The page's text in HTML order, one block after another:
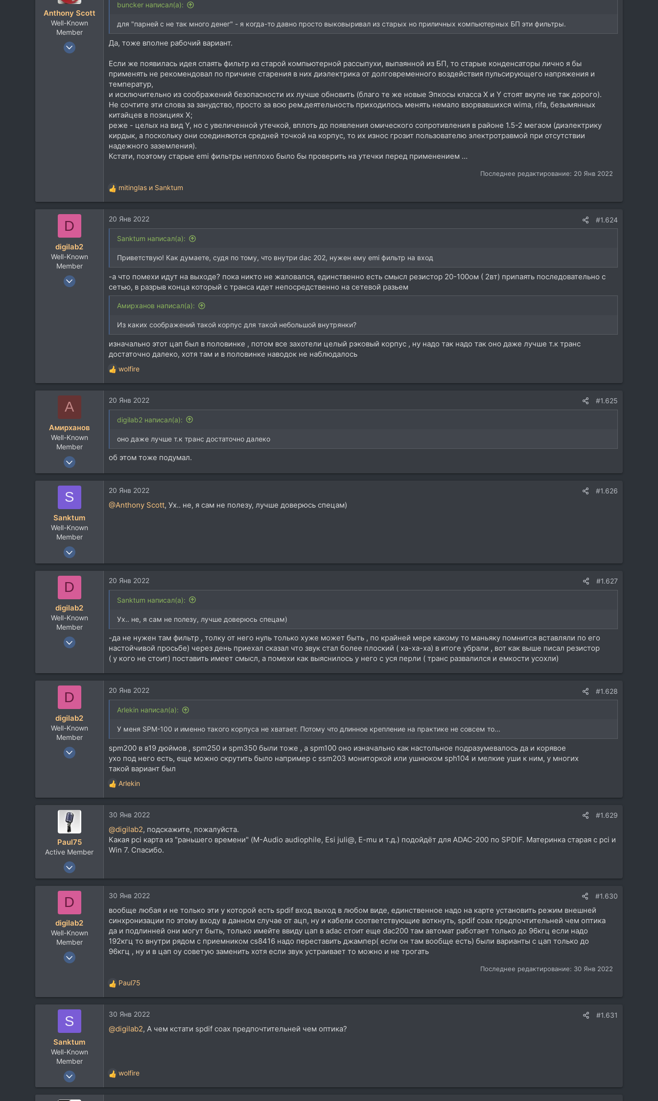
МО
Anthony Scott
Well-Known
Member
15 Фев 2016
buncker написал(а):
для "парней с не так много денег" - я когда-то давно просто выковыривал из старых но приличных компьютерных БП эти фильтры.
Да, тоже вполне рабочий вариант.
Если же появилась идея спаять фильтр из старой компьютерной рассыпухи, выпаянной из БП, то старые конденсаторы лично я бы
применять не рекомендовал по причине старения в них диэлектрика от долговременного воздействия пульсирующего напряжения и
температур,
и исключительно из соображений безопасности их лучше обновить (благо те же новые Эпкосы класса X и Y стоят вкупе не так дорого).
Не сочтите эти слова за занудство, просто за всю рем.деятельность приходилось менять немало взорвавшихся wima, rifa, безымянных
китайцев в позициях X;
реже - целых на вид Y, но с увеличенной утечкой, вплоть до появления омического сопротивления в районе 1.5-2 мегаом (диэлектрику
кирдык, а поскольку они соединяются средней точкой на корпус, то их износ грозит пользователю электротравмой при отсутствии
надежного заземления).
Кстати, поэтому старые emi фильтры неплохо было бы проверить на утечки перед применением …
Последнее редактирование: 20 Янв 2022
Р
е
к
ц
mitinglas и Sanktum
D
digilab2
Well-Known
Member
19 Июн 2012
20 Янв 2022 #1.624
Sanktum написал(а):
Приветствую! Как думаете, судя по тому, что внутри dac 202, нужен ему emi фильтр на вход
-а что помехи идут на выходе? пока никто не жаловался, единственно есть смысл резистор 20-100ом ( 2вт) припаять последовательно с
сетью, в разрыв конца который с транса идет непосредственно на сетевой разьем
Aмирханов написал(а):
Из каких соображений такой корпус для такой небольшой внутрянки?
изначально этот цап был в половинке , потом все захотели целый рэковый корпус , ну надо так надо так оно даже лучше т.к транс
достаточно далеко, хотя там и в половинке наводок не наблюдалось
Р
е
к
ц
wolfire
A
Aмирханов
Well-Known
Member
7 Июл 2019
20 Янв 2022 #1.625
digilab2 написал(а):
оно даже лучше т.к транс достаточно далеко
об этом тоже подумал.
S
Sanktum
Well-Known
Member
11 Июн 2014
1.369
Самара
20 Янв 2022 #1.626
@Anthony Scott, Ух.. не, я сам не полезу, лучше доверюсь спецам)
D
digilab2
Well-Known
Member
19 Июн 2012
Москва
20 Янв 2022 #1.627
Sanktum написал(а):
Ух.. не, я сам не полезу, лучше доверюсь спецам)
-да не нужен там фильтр , толку от него нуль только хуже может быть , по крайней мере какому то маньяку помнится вставляли по его
настойчивой просьбе) через день приехал сказал что звук стал более плоский ( ха-ха-ха) в итоге убрали , вот как выше писал резистор
( у кого не стоит) поставить имеет смысл, а помехи как выяснилось у него с уся перли ( транс развалился и емкости усохли)
D
digilab2
Well-Known
Member
19 Июн 2012
70
Москва
20 Янв 2022 #1.628
Arlekin написал(а):
У меня SPM-100 и именно такого корпуса не хватает. Потому что длинное крепление на практике не совсем то...
spm200 в в19 дюймов , spm250 и spm350 были тоже , а spm100 оно изначально как настольное подразумевалось да и корявое
ухо под него есть, еще можно скрутить было например с ssm203 мониторкой или ушнюком sph104 и мелкие уши к ним, у многих
такой вариант был
Р
е
к
и
и
:
Arlekin
Paul75
Active Member
20 Апр 2009
30 Янв 2022 #1.629
@digilab2, подскажите, пожалуйста.
Какая pci карта из "раньшего времени" (M-Audio audiophile, Esi juli@, E-mu и т.д.) подойдёт для ADAC-200 по SPDIF. Материнка старая с pci и
Win 7. Спасибо.
D
digilab2
Well-Known
Member
19 Июн 2012
70
Москва
30 Янв 2022 #1.630
вообще любая и не только эти у которой есть spdif вход выход в любом виде, единственное надо на карте установить режим внешней
синхронизации по этому входу в данном случае от ацп, ну и кабели соответствующие воткнуть, spdif coax предпочтительней чем оптика
да и подлинней они могут быть, только имейте ввиду цап в аdac стоит еще dac200 там автомат работает только до 96кгц если надо
192кгц то внутри рядом с приемником сs8416 надо переставить джампер( если он там вообще есть) были варианты с цап только до
96кгц , ну и в цап оу советую заменить хотя если звук устраивает то можно и не трогать
Последнее редактирование: 30 Янв 2022
Р
е
к
и
Paul75
S
Sanktum
Well-Known
Member
11 Июн 2014
2.061
1.369
30 Янв 2022 #1.631
@digilab2, А чем кстати spdif coax предпочтительней чем оптика?
Р
е
wolfire